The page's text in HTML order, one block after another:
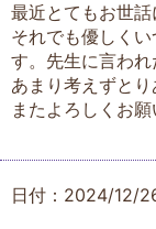
最近とてもお世話
それでも優しく
す。先生に言われ
あまり考えずと
またよろしくお願
日付：2024/12/